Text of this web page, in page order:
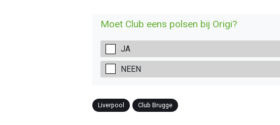
Moet Club eens polsen bij Origi?
JA
NEEN
Liverpool Club Brugge